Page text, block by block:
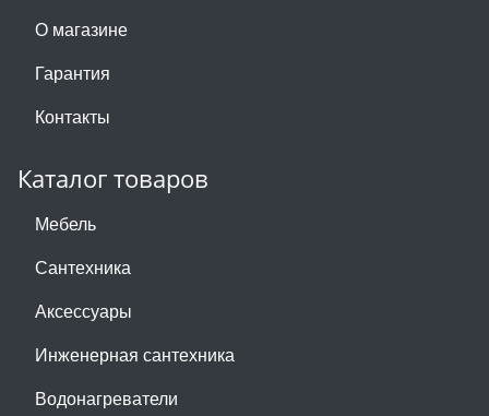
О магазине
Гарантия
Контакты
Каталог товаров
Мебель
Сантехника
Аксессуары
Инженерная сантехника
Водонагреватели